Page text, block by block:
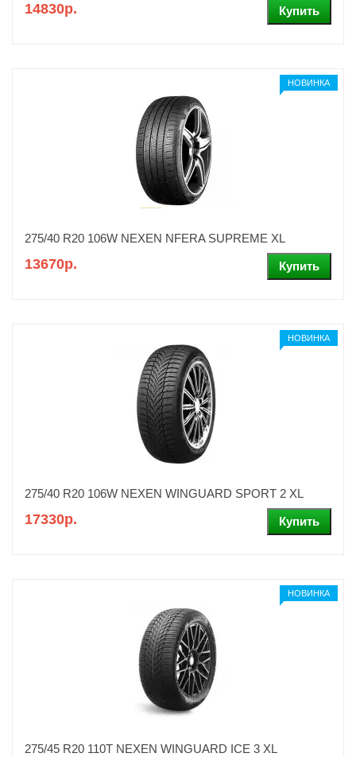
14830р.
НОВИНКА
275/40 R20 106W NEXEN NFERA SUPREME XL
13670р.
НОВИНКА
275/40 R20 106W NEXEN WINGUARD SPORT 2 XL
17330р.
НОВИНКА
275/45 R20 110T NEXEN WINGUARD ICE 3 XL